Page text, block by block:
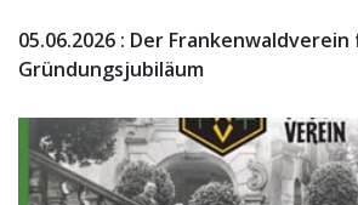
05.06.2026 : Der Frankenwaldverein
Gründungsjubiläum